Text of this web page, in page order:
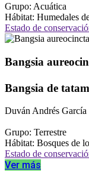
Grupo: Acuática
Hábitat: Humedales
Estado de
Bangsia
Bangsia de
Duván Andrés García
Grupo: Terrestre
Hábitat: Bosques de
Estado de
Ver más